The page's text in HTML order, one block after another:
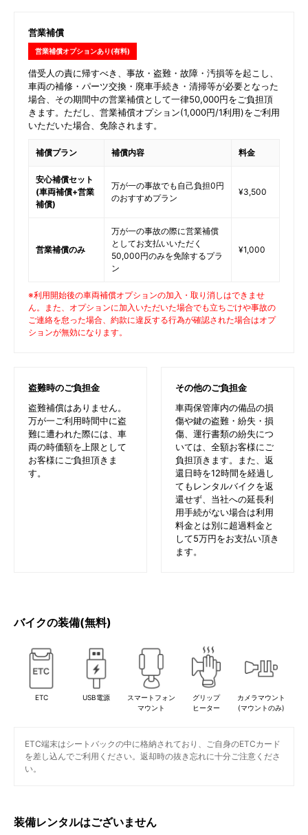
営業補償
営業補償オプションあり(有料)
借受人の責に帰すべき、事故・盗難・故障・汚損等を起こし、
車両の補修・パーツ交換・廃車手続き・清掃等が必要となった
場合、その期間中の営業補償として一律50,000円をご負担頂
きます。ただし、営業補償オプション(1,000円/1利用)をご利用
いただいた場合、免除されます。
補償プラン 補償内容 料金
安心補償セット
(車両補償+営業
補償)
万が一の事故でも自己負担0円
のおすすめプラン
¥3,500
営業補償のみ
万が一の事故の際に営業補償
としてお支払いいただく
50,000円のみを免除するプラ
ン
¥1,000
※利用開始後の車両補償オプションの加入・取り消しはできませ
ん。また、オプションに加入いただいた場合でも立ちごけや事故の
ご連絡を怠った場合、約款に違反する行為が確認された場合はオプ
ションが無効になります。
盗難時のご負担金
盗難補償はありません。
万が一ご利用時間中に盗
難に遭われた際には、車
両の時価額を上限として
お客様にご負担頂きま
す。
その他のご負担金
車両保管庫内の備品の損
傷や鍵の盗難・紛失・損
傷、運行書類の紛失につ
いては、全額お客様にご
負担頂きます。また、返
還日時を12時間を経過し
てもレンタルバイクを返
還せず、当社への延長利
用手続がない場合は利用
料金とは別に超過料金と
して5万円をお支払い頂き
ます。
バイクの装備(無料)
ETC USB電源
スマートフォン
マウント
グリップ
ヒーター
カメラマウント
(マウントのみ)
ETC端末はシートバックの中に格納されており、ご自身のETCカード
を差し込んでご利用ください。返却時の抜き忘れに十分ご注意くださ
い。
装備レンタルはございません